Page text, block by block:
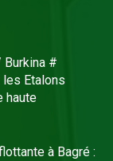
Burkina #
les Etalons
haute
à Bagré :